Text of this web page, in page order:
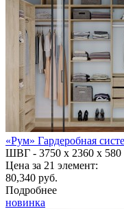
«Рум» Гардеробная
ШВГ - 3750 х 2360 х 580
Цена за 21 элемент:
80,340 руб.
Подробнее
новинка